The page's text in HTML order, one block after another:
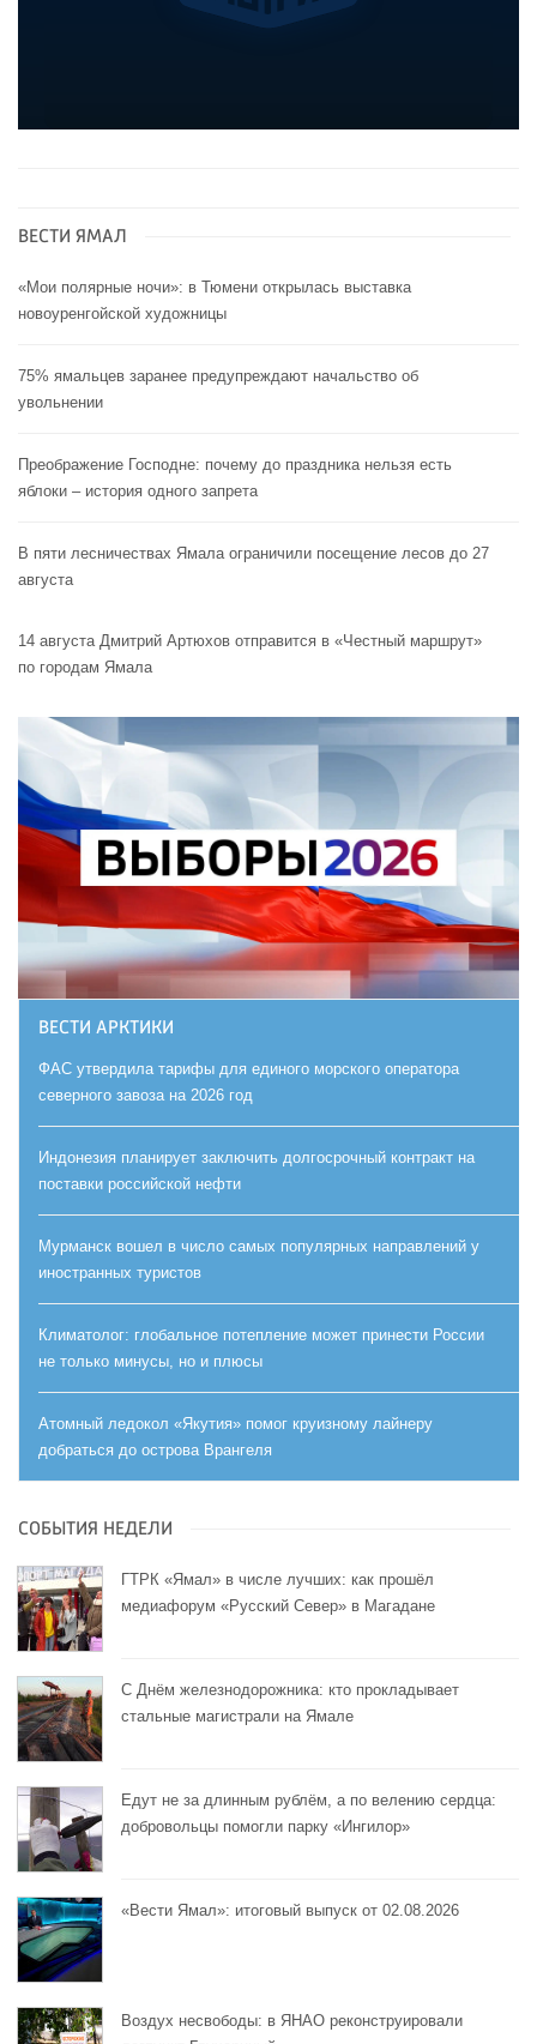
ВЕСТИ ЯМАЛ
«Мои полярные ночи»: в Тюмени открылась выставка
новоуренгойской художницы
75% ямальцев заранее предупреждают начальство об
увольнении
Преображение Господне: почему до праздника нельзя есть
яблоки – история одного запрета
В пяти лесничествах Ямала ограничили посещение лесов до 27
августа
14 августа Дмитрий Артюхов отправится в «Честный маршрут»
по городам Ямала
ВЕСТИ АРКТИКИ
ФАС утвердила тарифы для единого морского оператора
северного завоза на 2026 год
Индонезия планирует заключить долгосрочный контракт на
поставки российской нефти
Мурманск вошел в число самых популярных направлений у
иностранных туристов
Климатолог: глобальное потепление может принести России
не только минусы, но и плюсы
Атомный ледокол «Якутия» помог круизному лайнеру
добраться до острова Врангеля
СОБЫТИЯ НЕДЕЛИ
ГТРК «Ямал» в числе лучших: как прошёл
медиафорум «Русский Север» в Магадане
С Днём железнодорожника: кто прокладывает
стальные магистрали на Ямале
Едут не за длинным рублём, а по велению сердца:
добровольцы помогли парку «Ингилор»
«Вести Ямал»: итоговый выпуск от 02.08.2026
Воздух несвободы: в ЯНАО реконструировали